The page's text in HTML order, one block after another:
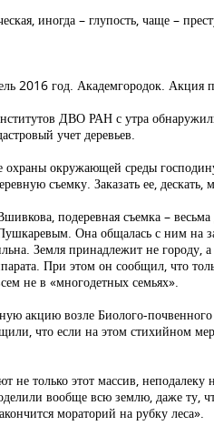
иногда – глупость, чаще –
2016 год. Академгородок. Акция
ДВО РАН с утра
учет деревьев.
окружающей среды
съемку. Заказать ее,
подеревная съемка –
Она общалась с ним на
Земля принадлежит не городу,
При этом он сообщил, что
не в «многодетных семьях».
акцию возле Биолого-
что если на этом стихийном
не только этот массив,
вообще всю землю, даже ту,
мораторий на рубку леса».